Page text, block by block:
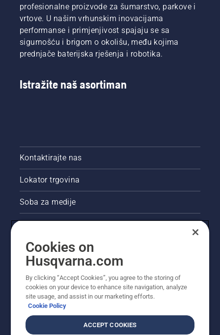
profesionalne proizvode za šumarstvo, parkove i
vrtove. U našim vrhunskim inovacijama
performanse i primjenjivost spajaju se sa
sigurnošću i brigom o okolišu, među kojima
prednjače baterijska rješenja i robotika.
Istražite naš asortiman
Kontaktirajte nas
Lokator trgovina
Soba za medije
Akcije
Pravne informacije o proizvodu
Ostale stranice tvrtke Husqvarna
Cookies on
Husqvarna.com
By clicking “Accept Cookies”, you agree to the storing of
cookies on your device to enhance site navigation, analyze
site usage, and assist in our marketing efforts.
Cookie Policy
ACCEPT COOKIES